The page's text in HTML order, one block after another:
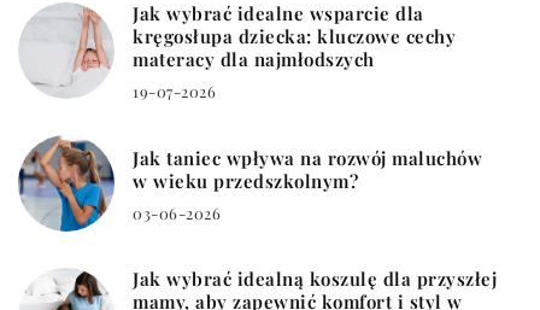
Jak wybrać idealne wsparcie dla
kręgosłupa dziecka: kluczowe cechy
materacy dla najmłodszych
19-07-2026
Jak taniec wpływa na rozwój maluchów
w wieku przedszkolnym?
03-06-2026
Jak wybrać idealną koszulę dla przyszłej
mamy, aby zapewnić komfort i styl w